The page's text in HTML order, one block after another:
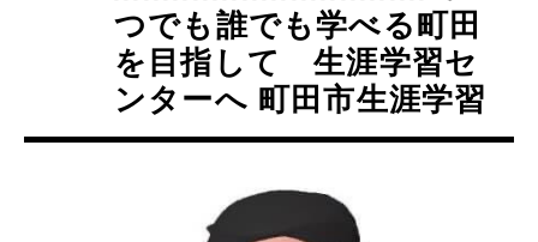
つでも誰でも学べる町田
を目指して 生涯学習セ
ンターへ 町田市生涯学習